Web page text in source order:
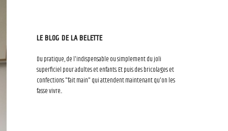
LE BLOG DE LA BELETTE
Du pratique, de l'indispensable ou simplement du joli
superficiel pour adultes et enfants. Et puis des bricolages et
confections "fait main" qui attendent maintenant qu'on les
fasse vivre...